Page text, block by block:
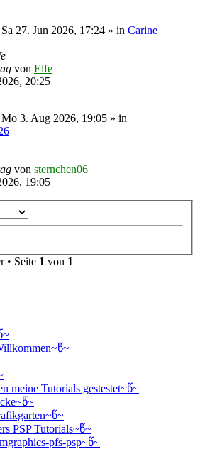
Sa 27. Jun 2026, 17:24 » in Carine
von Elfe
20:25
Mo 3. Aug 2026, 19:05 » in
von sternchen06
19:05
• Seite 1 von 1
meine Tutorials gestestet~წ~
PSP Tutorials~წ~
pfs-psp~წ~